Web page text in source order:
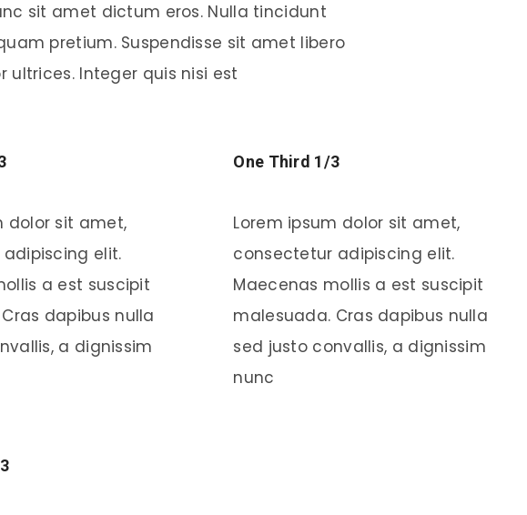
sit amet dictum eros. Nulla tincidunt
pretium. Suspendisse sit amet libero
ultrices. Integer quis nisi est
dolor sit amet,
elit.
a est suscipit
dapibus nulla
a dignissim
One Third 1/3
Lorem ipsum dolor sit amet,
consectetur adipiscing elit.
Maecenas mollis a est suscipit
malesuada. Cras dapibus nulla
sed justo convallis, a dignissim
nunc